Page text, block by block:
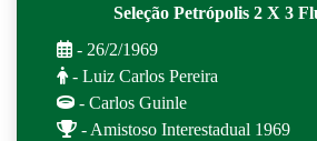
Seleção Petrópolis 2 X 3
- 26/2/1969
- Luiz Carlos Pereira
- Carlos Guinle
- Amistoso Interestadual 1969